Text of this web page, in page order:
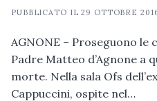
PUBBLICATO IL29 OTTOBRE
AGNONE – Proseguono le
Padre Matteo d’Agnone a
morte. Nella sala Ofs
Cappuccini, ospite nel…